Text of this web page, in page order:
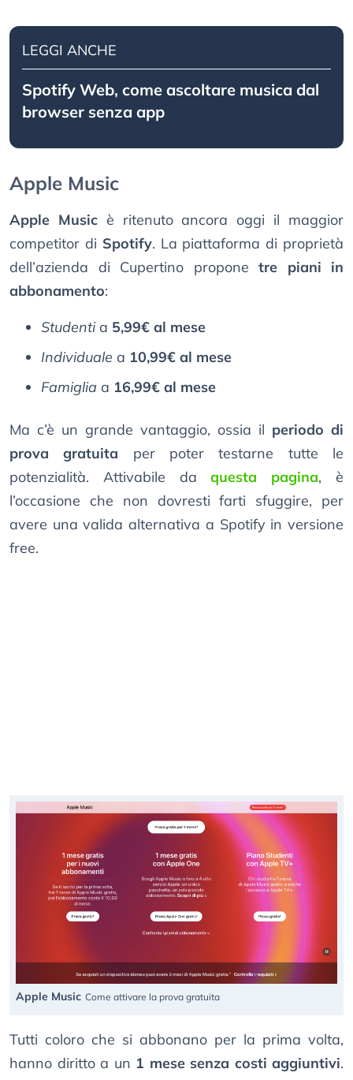
LEGGI ANCHE
Spotify Web, come ascoltare musica dal
browser senza app
Apple Music
Apple Musicè ritenuto ancora oggi il maggior
competitor di Spotify. La piattaforma di proprietà
dell’azienda di Cupertino propone tre piani in
abbonamento:
Studentia 5,99€ al mese
Individuale a 10,99€ al mese
Famiglia a 16,99€ al mese
Ma c’è un grande vantaggio, ossia il periodo di
prova gratuita per poter testarne tutte le
potenzialità. Attivabile daquesta pagina, è
l’occasione che non dovresti farti sfuggire, per
avere una valida alternativa a Spotify in versione
free.
Apple Music Come attivare la prova gratuita
Tutti coloro che si abbonano per la prima volta,
hanno diritto a un 1 mese senza costi aggiuntivi.